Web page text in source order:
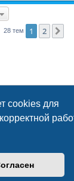
cookies для
28 тем 1 2
сообщения
phpBB® Forum Software
поддержка phpBB